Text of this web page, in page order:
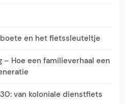
en het fietssleuteltje
– Hoe een familieverhaal een
van koloniale dienstfiets